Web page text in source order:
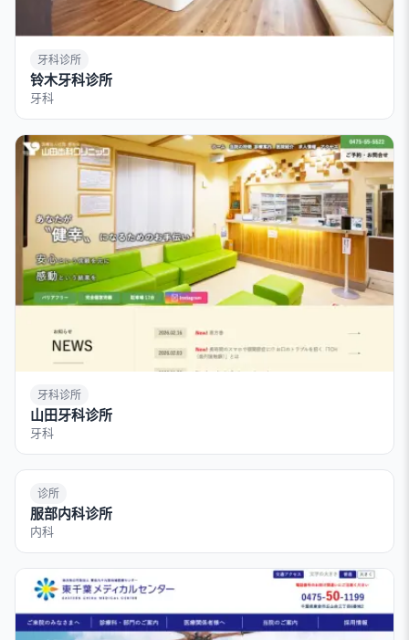
牙科诊所
铃木牙科诊所
牙科
牙科诊所
山田牙科诊所
牙科
诊所
服部内科诊所
内科